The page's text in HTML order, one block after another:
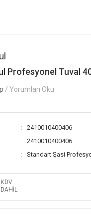
Profesyonel Tuval
/ Yorumları Oku
2410010400406
2410010400406
Standart Şasi
KDV
DAHİL